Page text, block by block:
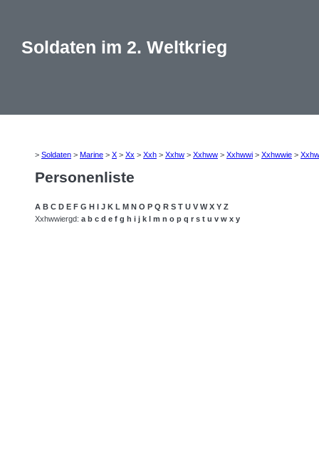
Soldaten im 2. Weltkrieg
> Soldaten > Marine > X > Xx > Xxh > Xxhw > Xxhww > Xxhwwi > Xxhwwie >
Personenliste
A B C D E F G H I J K L M N O P Q R S T U V W X Y Z
Xxhwwiergd: a b c d e f g h i j k l m n o p q r s t u v w x y